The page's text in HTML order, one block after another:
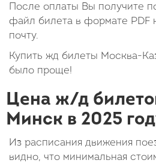
После оплаты Вы получите
файл билета в формате PDF
почту.
Купить жд билеты Москва-
было проще!
Цена ж/д
Минск в 2025
Из расписания движения
видно, что минимальная